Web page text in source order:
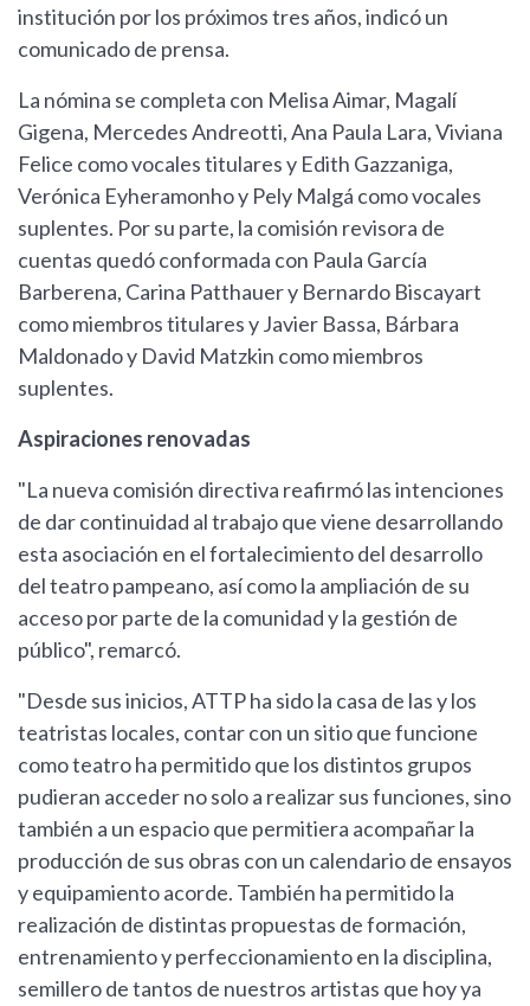
institución por los próximos tres años, indicó un
comunicado de prensa.
La nómina se completa con Melisa Aimar, Magalí
Gigena, Mercedes Andreotti, Ana Paula Lara, Viviana
Felice como vocales titulares y Edith Gazzaniga,
Verónica Eyheramonho y Pely Malgá como vocales
suplentes. Por su parte, la comisión revisora de
cuentas quedó conformada con Paula García
Barberena, Carina Patthauer y Bernardo Biscayart
como miembros titulares y Javier Bassa, Bárbara
Maldonado y David Matzkin como miembros
suplentes.
Aspiraciones renovadas
"La nueva comisión directiva reafirmó las intenciones
de dar continuidad al trabajo que viene desarrollando
esta asociación en el fortalecimiento del desarrollo
del teatro pampeano, así como la ampliación de su
acceso por parte de la comunidad y la gestión de
público", remarcó.
"Desde sus inicios, ATTP ha sido la casa de las y los
teatristas locales, contar con un sitio que funcione
como teatro ha permitido que los distintos grupos
pudieran acceder no solo a realizar sus funciones, sino
también a un espacio que permitiera acompañar la
producción de sus obras con un calendario de ensayos
y equipamiento acorde. También ha permitido la
realización de distintas propuestas de formación,
entrenamiento y perfeccionamiento en la disciplina,
semillero de tantos de nuestros artistas que hoy ya